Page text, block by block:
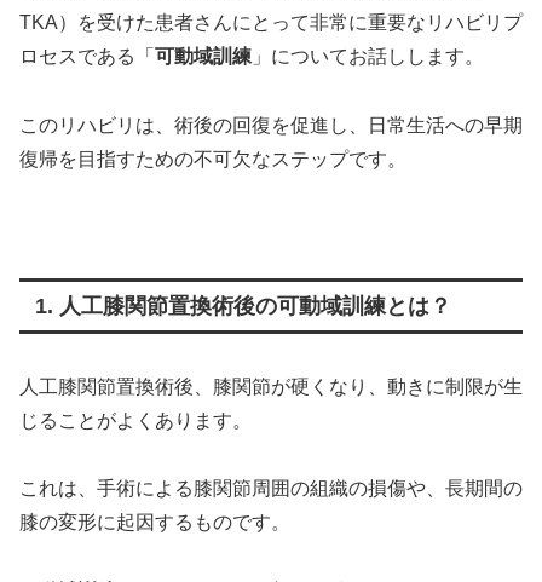
TKA）を受けた患者さんにとって非常に重要なリハビリプ
ロセスである「 可動域訓練 」についてお話しします。
このリハビリは、術後の回復を促進し、日常生活への早期
復帰を目指すための不可欠なステップです。
1. 人工膝関節置換術後の可動域訓練とは？
人工膝関節置換術後、膝関節が硬くなり、動きに制限が生
じることがよくあります。
これは、手術による膝関節周囲の組織の損傷や、長期間の
膝の変形に起因するものです。